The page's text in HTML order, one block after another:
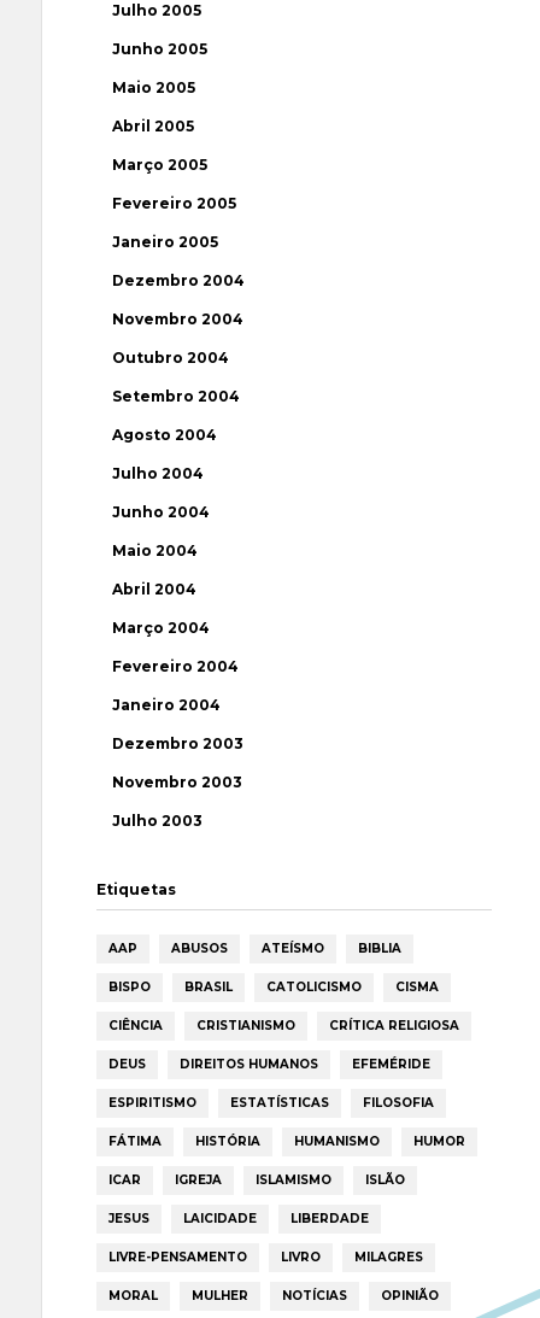
Julho 2005
Junho 2005
Maio 2005
Abril 2005
Março 2005
Fevereiro 2005
Janeiro 2005
Dezembro 2004
Novembro 2004
Outubro 2004
Setembro 2004
Agosto 2004
Julho 2004
Junho 2004
Maio 2004
Abril 2004
Março 2004
Fevereiro 2004
Janeiro 2004
Dezembro 2003
Novembro 2003
Julho 2003
Etiquetas
AAP ABUSOS ATEÍSMO BIBLIA
BISPO BRASIL CATOLICISMO CISMA
CIÊNCIA CRISTIANISMO CRÍTICA RELIGIOSA
DEUS DIREITOS HUMANOS EFEMÉRIDE
ESPIRITISMO ESTATÍSTICAS FILOSOFIA
FÁTIMA HISTÓRIA HUMANISMO HUMOR
ICAR IGREJA ISLAMISMO ISLÃO
JESUS LAICIDADE LIBERDADE
LIVRE-PENSAMENTO LIVRO MILAGRES
MORAL MULHER NOTÍCIAS OPINIÃO